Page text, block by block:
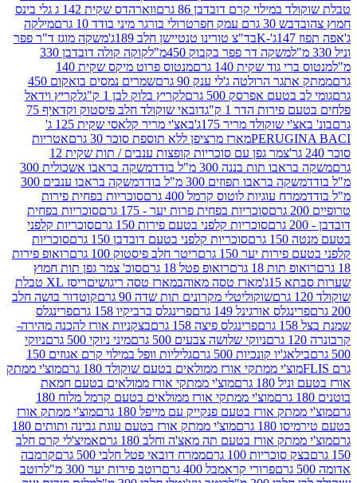
קרם דובדבן 86 גרם
ווארהדס שקית 142 ג גלי בינס
דבש 30 גרם עמק חפר
טרולי בורגר מיני בודד 10 גרם
מילקה
בד"צ טורינו טנטיישן חלב 189ג'
משקה מוגז ד"ר פפר
משקה דר פפר בקבוק 450מ"ל
קוקה קולה דובדבן 330
גוד שקית 140 גרם
מנטוס פרוט מיקס שקית 140
הרולטה ג'לי ענק 90 גרם
שמרים נמסים בואקום 450
אפרסק 500 גרם
לקריץ בלוק לבן 1 ק"ג
לקריץ וידאל
הדר 1 ק"ג
דובאי שוקולד חלב פיסטוק וקדאיף 75
שוקולד מריר 175ג'
באצ'י מריר קלאסי שקית 125 ג'
מארז מרציפן ללא תוספת סוכר 30 גרם
אטריות
צמר גפן עם סוכריות קופצות ענבים / תות שקית 12
תות בננה 300 מ"ל בודד
משקה בראבו אשכולית 300
בראבו תפוזים 300 מ"ל בודד
משקה בראבו ענבים 300
עוגיות לוטוס קרמל 400 גרם
סוכריות בפחית פירות
סוכריות בפחית פרות יער - 175 גרם
סוכריות בפחית
סוכריות קלפני בטעם פירות 150 גרם
סוכריות קלפני
סוכריות קלפני בטעם דובדבן 150 גרם
סוכריות
יער 150 גרם
ריטר חלב פיסטוק 100 גרם
רואופ פירות
תות 18 גרם
רואופ פטל 18 גרם
סוכ' צמר גפן תות חמוץ
מארז טסה מאוהב מארז טסה ריגושים
ריסז XL טבלת
שוקוליטלי מקרונים תות שדה 90 גרם
קוטדור בושה חלב
אורגינל 149 גרם
פרינגלס ברביקיו 158 גרם
פרינגלס
פרינגלס פיצה 158 גרם
בצקניות אורז להכנה מהירה-
ניוקי שלושה צבעים 500 גרם
מיני ניוקי 500 גרם
ניוקי
קונכיות 500 גרם
גליליות וופל במילוי קרם אגוזים 150
ממתקי אורז ממולאים בטעם שוקולד 180 גרם
מוצ'י ממתק
גרם
מוצ'י ממתקי אורז ממולאים בטעם חמאת
מוצ'י ממתקי אורז ממולאים בטעם קרמל מלוח 180
אורז בטעם פנקייק עם מייפל 180 גרם
מוצ'י ממתק אורז
גרם
מוצ'י ממתק אורז בטעם עוגת גבינה ותותים 180
אורז בטעם תה מאצ'ה וחלב 180 גרם
אמיצ'לי קרם חלב
סוכריות 100 גרם
ממרח דובאי פטל חלבי 500 גרם
קרמבה
פרורי קראמבל 400 גרם
רוטב פירות יער 300 מ"ל
רוטב